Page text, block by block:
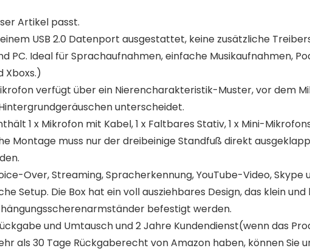
Artikel passt.
einem USB 2.0 Datenport ausgestattet, keine zusätzliche
PC. Ideal für Sprachaufnahmen, einfache Musikaufnahmen,
Xboxs.)
Mikrofon verfügt über ein Nierencharakteristik-Muster, vor dem
unterscheidet.
1 x Mikrofon mit Kabel, 1 x Faltbares Stativ, 1 x Mini-
Montage muss nur der dreibeinige Standfuß direkt
Over, Streaming, Spracherkennung, YouTube-Video,
Setup. Die Box hat ein voll ausziehbares Design, das klein
befestigt werden.
Rückgabe und Umtausch und 2 Jahre Kundendienst(wenn das
als 30 Tage Rückgaberecht von Amazon haben, können Sie